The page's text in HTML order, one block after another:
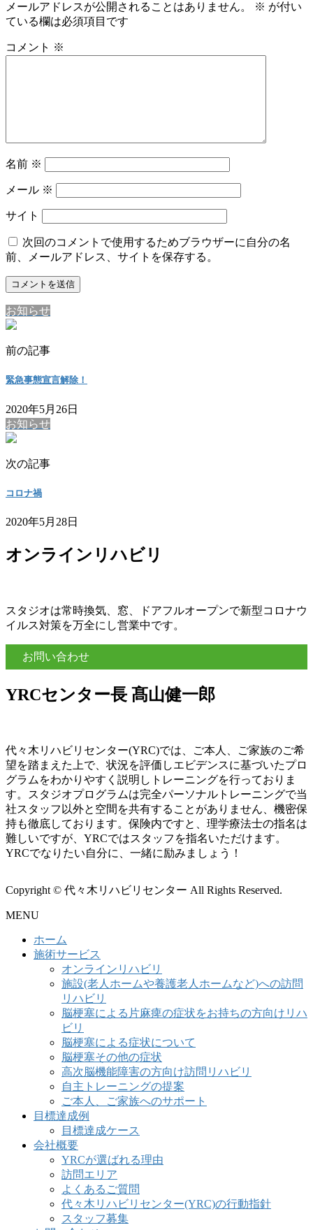
メールアドレスが公開されることはありません。 ※ が付い
ている欄は必須項目です
コメント ※
名前 ※
メール ※
サイト
次回のコメントで使用するためブラウザーに自分の名
前、メールアドレス、サイトを保存する。
お知らせ
前の記事
緊急事態宣言解除！
2020年5月26日
お知らせ
次の記事
コロナ禍
2020年5月28日
オンラインリハビリ
スタジオは常時換気、窓、ドアフルオープンで新型コロナウ
イルス対策を万全にし営業中です。
お問い合わせ
YRCセンター長 髙山健一郎
代々木リハビリセンター(YRC)では、ご本人、ご家族のご希
望を踏まえた上で、状況を評価しエビデンスに基づいたプロ
グラムをわかりやすく説明しトレーニングを行っておりま
す。スタジオプログラムは完全パーソナルトレーニングで当
社スタッフ以外と空間を共有することがありません、機密保
持も徹底しております。保険内ですと、理学療法士の指名は
難しいですが、YRCではスタッフを指名いただけます。
YRCでなりたい自分に、一緒に励みましょう！
Copyright © 代々木リハビリセンター All Rights Reserved.
MENU
ホーム
施術サービス
オンラインリハビリ
施設(老人ホームや養護老人ホームなど)への訪問
リハビリ
脳梗塞による片麻痺の症状をお持ちの方向けリハ
ビリ
脳梗塞による症状について
脳梗塞その他の症状
高次脳機能障害の方向け訪問リハビリ
自主トレーニングの提案
ご本人、ご家族へのサポート
目標達成例
目標達成ケース
会社概要
YRCが選ばれる理由
訪問エリア
よくあるご質問
代々木リハビリセンター(YRC)の行動指針
スタッフ募集